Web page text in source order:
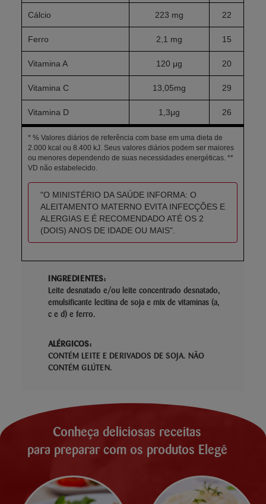
Cálcio 223 mg 22
Ferro 2,1 mg 15
Vitamina A 120 μg 20
Vitamina C 13,05mg 29
Vitamina D 1,3μg 26
* % Valores diários de referência com base em uma dieta de
2.000 kcal ou 8.400 kJ. Seus valores diários podem ser maiores
ou menores dependendo de suas necessidades energéticas. **
VD não estabelecido.
"O MINISTÉRIO DA SAÚDE INFORMA: O
ALEITAMENTO MATERNO EVITA INFECÇÕES E
ALERGIAS E É RECOMENDADO ATÉ OS 2
(DOIS) ANOS DE IDADE OU MAIS".
INGREDIENTES:
Leite desnatado e/ou leite concentrado desnatado,
emulsificante lecitina de soja e mix de vitaminas (a,
c e d) e ferro.
ALÉRGICOS:
CONTÉM LEITE E DERIVADOS DE SOJA. NÃO
CONTÉM GLÚTEN.
Conheça deliciosas receitas
para preparar com os produtos Elegê